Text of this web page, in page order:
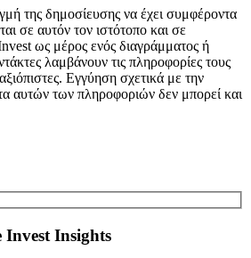
της δημοσίευσης να έχει συμφέροντα
σε αυτόν τον ιστότοπο και σε
ως μέρος ενός διαγράμματος ή
λαμβάνουν τις πληροφορίες τους
Εγγύηση σχετικά με την
αυτών των πληροφοριών δεν μπορεί και
Invest Insights